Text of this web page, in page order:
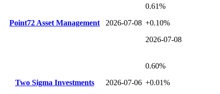
Point72 Asset Management 2026-07-08
0.61%
+0.10%
2026-07-08
Two Sigma Investments 2026-07-06
0.60%
+0.01%